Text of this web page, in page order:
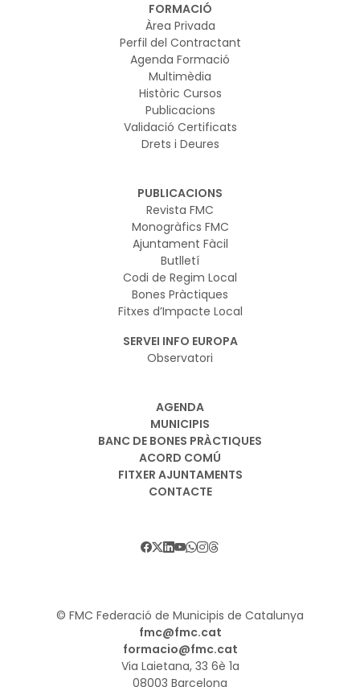
FORMACIÓ
Àrea Privada
Perfil del Contractant
Agenda Formació
Multimèdia
Històric Cursos
Publicacions
Validació Certificats
Drets i Deures
PUBLICACIONS
Revista FMC
Monogràfics FMC
Ajuntament Fàcil
Butlletí
Codi de Regim Local
Bones Pràctiques
Fitxes d’Impacte Local
SERVEI INFO EUROPA
Observatori
AGENDA
MUNICIPIS
BANC DE BONES PRÀCTIQUES
ACORD COMÚ
FITXER AJUNTAMENTS
CONTACTE
© FMC Federació de Municipis de Catalunya
fmc@fmc.cat
formacio@fmc.cat
Via Laietana, 33 6è 1a
08003 Barcelona